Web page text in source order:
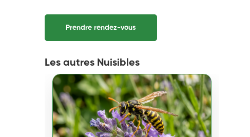
Prendre rendez-vous
Les autres Nuisibles